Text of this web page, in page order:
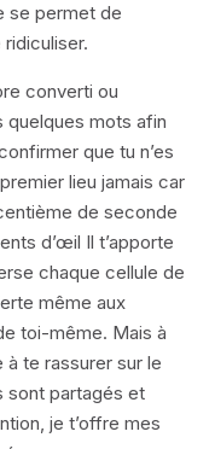
se permet de
converti ou
quelques mots afin
que tu n’es
lieu jamais car
de seconde
d’œil Il t’apporte
chaque cellule de
même aux
toi-même. Mais à
à te rassurer sur le
sont partagés et
je t’offre mes